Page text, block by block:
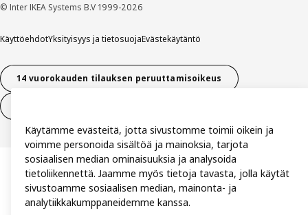
© Inter IKEA Systems B.V 1999-2026
KäyttöehdotYksityisyys ja tietosuojaEvästekäytäntö
14 vuorokauden tilauksen peruuttamisoikeus
Käytämme evästeitä, jotta sivustomme toimii oikein ja
voimme personoida sisältöä ja mainoksia, tarjota
sosiaalisen median ominaisuuksia ja analysoida
tietoliikennettä. Jaamme myös tietoja tavasta, jolla käytät
sivustoamme sosiaalisen median, mainonta- ja
analytiikkakumppaneidemme kanssa.